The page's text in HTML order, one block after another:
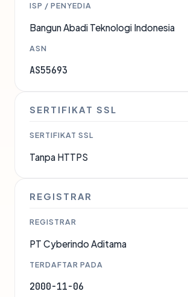
ISP / PENYEDIA
Bangun Abadi Teknologi Indonesia
ASN
AS55693
SERTIFIKAT SSL
SERTIFIKAT SSL
Tanpa HTTPS
REGISTRAR
REGISTRAR
PT Cyberindo Aditama
TERDAFTAR PADA
2000-11-06